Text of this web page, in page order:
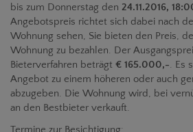
bis zum Donnerstag den 24.11.2016,
Angebotspreis richtet sich dabei nach
Wohnung sehen, Sie bieten den Preis,
Wohnung zu bezahlen. Der
Bieterverfahren beträgt € 165.000,-. Es
Angebot zu einem höheren oder auch
abzugeben. Die Wohnung wird, bei
an den Bestbieter verkauft.
Termine zur Besichtigung: